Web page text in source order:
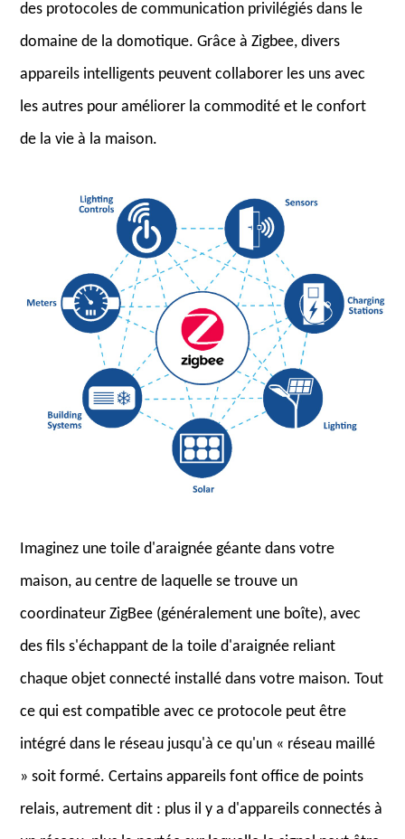
des protocoles de communication privilégiés dans le
domaine de la domotique. Grâce à Zigbee, divers
appareils intelligents peuvent collaborer les uns avec
les autres pour améliorer la commodité et le confort
de la vie à la maison.
Imaginez une toile d'araignée géante dans votre
maison, au centre de laquelle se trouve un
coordinateur ZigBee (généralement une boîte), avec
des fils s'échappant de la toile d'araignée reliant
chaque objet connecté installé dans votre maison. Tout
ce qui est compatible avec ce protocole peut être
intégré dans le réseau jusqu'à ce qu'un « réseau maillé
» soit formé. Certains appareils font office de points
relais, autrement dit : plus il y a d'appareils connectés à